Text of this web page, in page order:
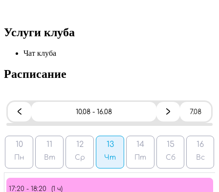
Услуги клуба
Чат клуба
Расписание